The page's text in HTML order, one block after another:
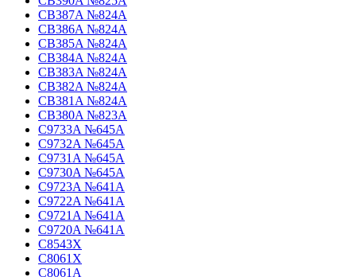
CB387A №824A
CB386A №824A
CB385A №824A
CB384A №824A
CB383A №824A
CB382A №824A
CB381A №824A
CB380A №823A
C9733A №645A
C9732A №645A
C9731A №645A
C9730A №645A
C9723A №641A
C9722A №641A
C9721A №641A
C9720A №641A
C8543X
C8061X
C8061A